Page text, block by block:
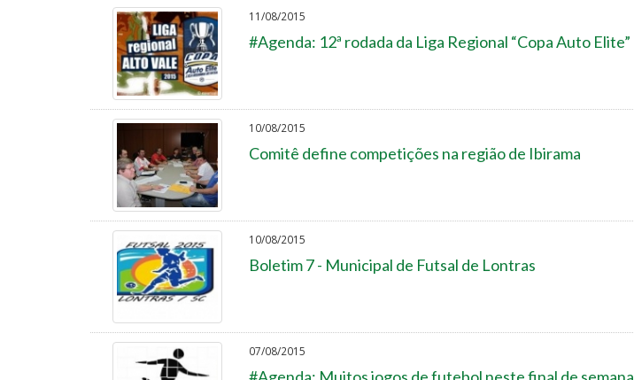
11/08/2015
#Agenda: 12ª rodada da Liga Regional “Copa Auto Elite”
10/08/2015
Comitê define competições na região de Ibirama
10/08/2015
Boletim 7 - Municipal de Futsal de Lontras
07/08/2015